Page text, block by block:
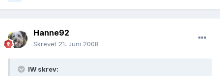
Hanne92
Skrevet 21. Juni 2008
IW skrev: